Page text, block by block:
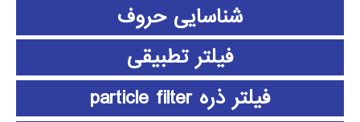
شناسایی حروف
فیلتر تطبیقی
فیلتر ذره particle filter